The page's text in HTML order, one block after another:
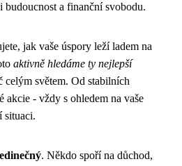
a finanční svobodu.
jak vaše úspory leží ladem na
aktivně hledáme ty nejlepší
celým světem. Od stabilních
akcie - vždy s ohledem na vaše
situaci.
. Někdo spoří na důchod,